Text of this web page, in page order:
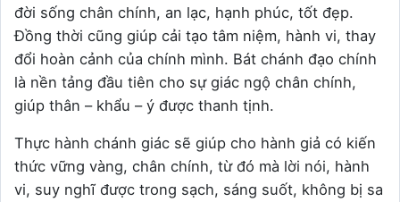
đời sống chân chính, an lạc, hạnh phúc, tốt đẹp.
Đồng thời cũng giúp cải tạo tâm niệm, hành vi, thay
đổi hoàn cảnh của chính mình. Bát chánh đạo chính
là nền tảng đầu tiên cho sự giác ngộ chân chính,
giúp thân – khẩu – ý được thanh tịnh.
Thực hành chánh giác sẽ giúp cho hành giả có kiến
thức vững vàng, chân chính, từ đó mà lời nói, hành
vi, suy nghĩ được trong sạch, sáng suốt, không bị sa